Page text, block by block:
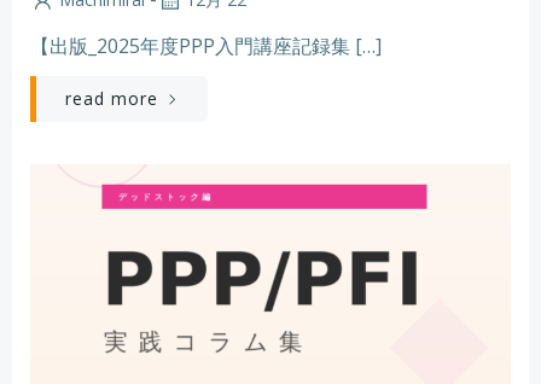
【出版_2025年度PPP入門講座記録集 […]
read more